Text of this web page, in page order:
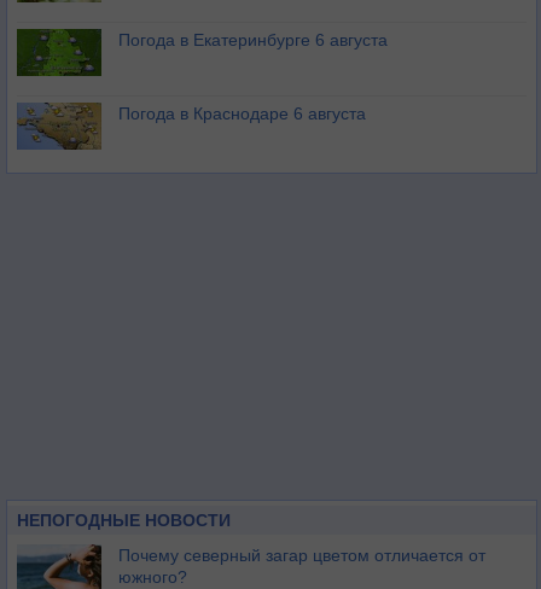
Погода в Екатеринбурге 6 августа
Погода в Краснодаре 6 августа
НЕПОГОДНЫЕ НОВОСТИ
Почему северный загар цветом отличается от
южного?